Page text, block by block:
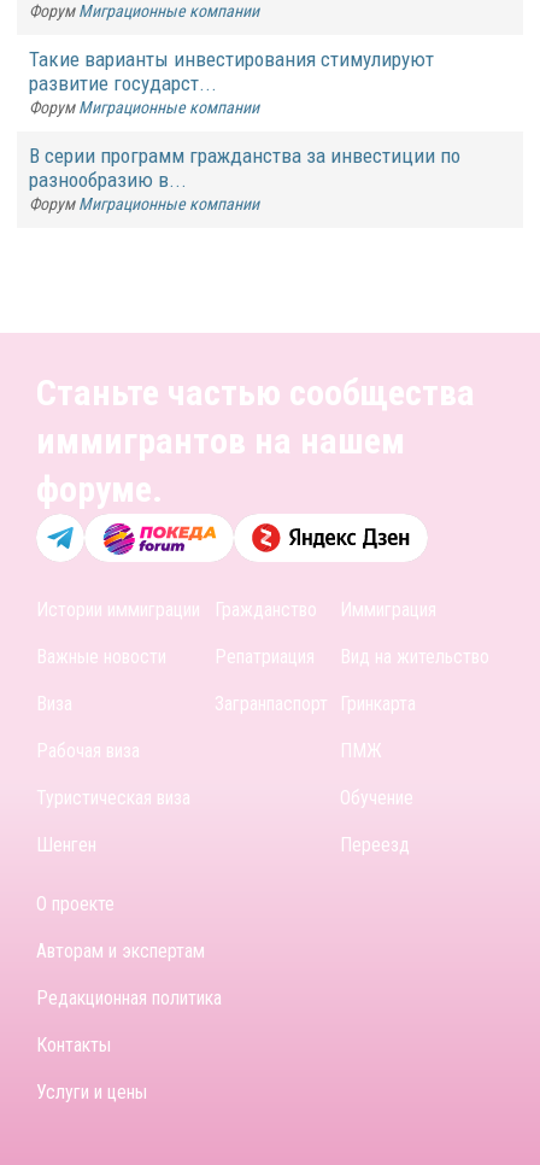
Форум Миграционные компании
Такие варианты инвестирования стимулируют
развитие государст...
Форум Миграционные компании
В серии программ гражданства за инвестиции по
разнообразию в...
Форум Миграционные компании
Станьте частью сообщества
иммигрантов на нашем
форуме.
Истории иммиграции
Важные новости
Виза
Рабочая виза
Туристическая виза
Шенген
Гражданство
Репатриация
Загранпаспорт
Иммиграция
Вид на жительство
Гринкарта
ПМЖ
Обучение
Переезд
О проекте
Авторам и экспертам
Редакционная политика
Контакты
Услуги и цены